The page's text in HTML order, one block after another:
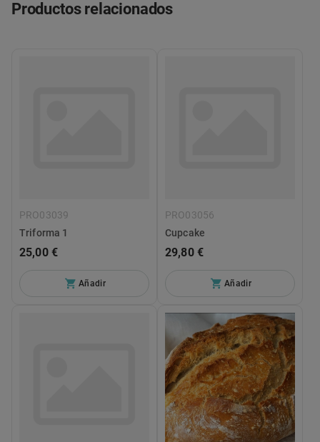
Productos relacionados
PRO03039
Triforma 1
25,00 €
Añadir
PRO03056
Cupcake
29,80 €
Añadir